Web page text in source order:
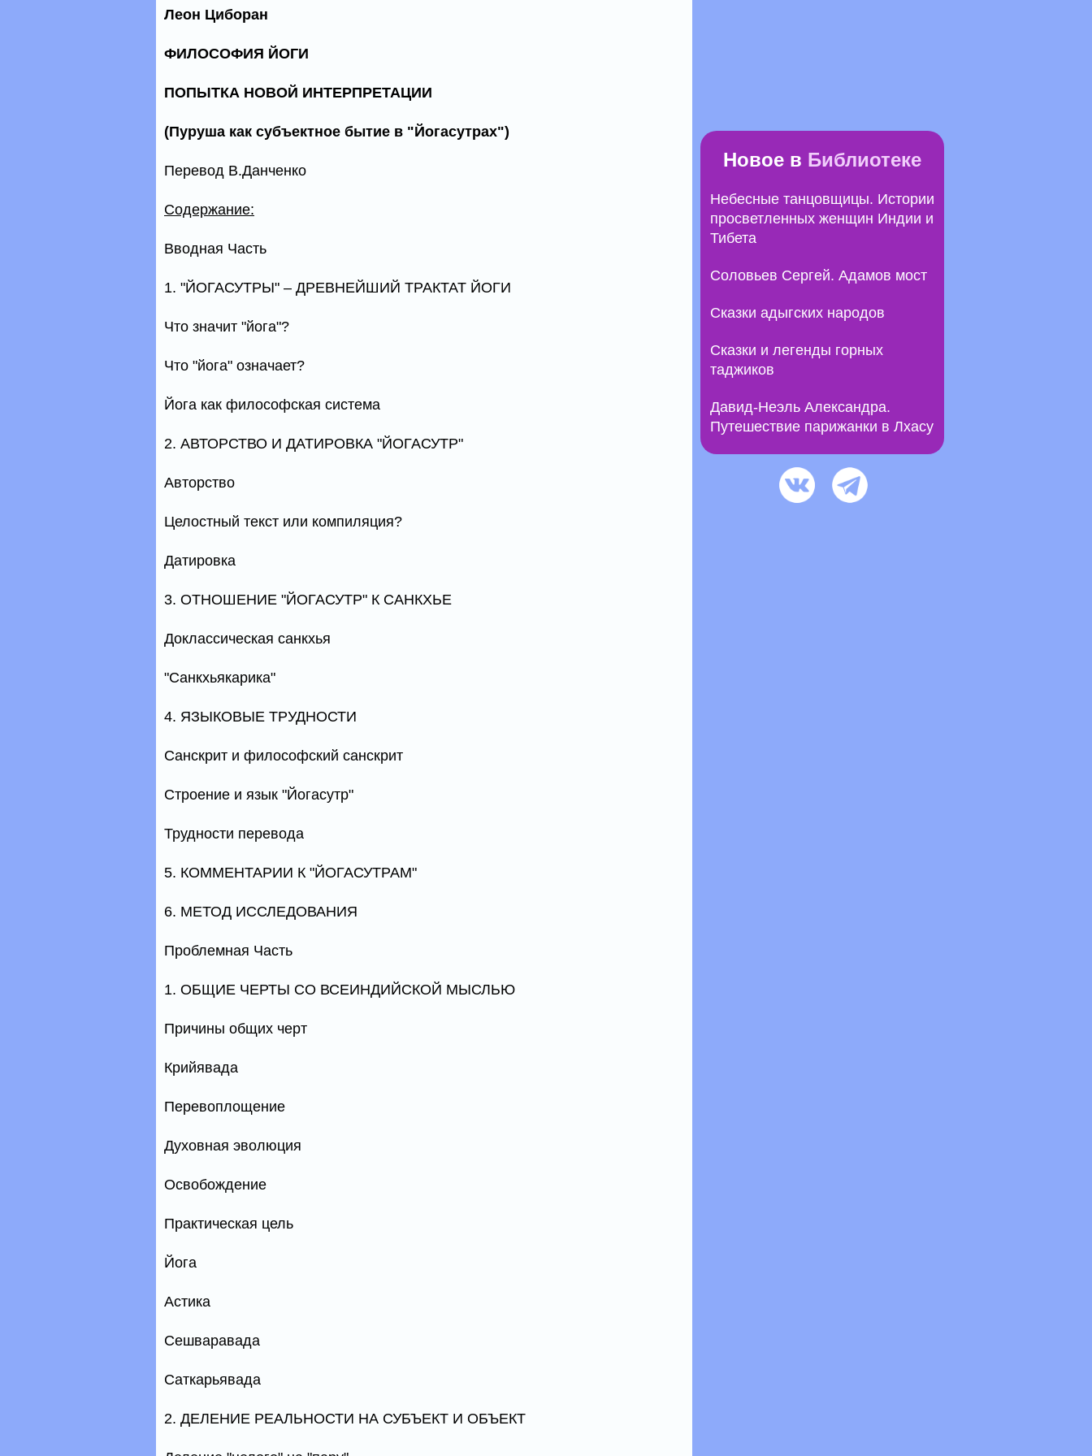
Леон Циборан
ФИЛОСОФИЯ ЙОГИ
ПОПЫТКА НОВОЙ ИНТЕРПРЕТАЦИИ
(Пуруша как субъектное бытие в "Йогасутрах")
Перевод В.Данченко
Содержание:
Вводная Часть
1. "ЙОГАСУТРЫ" – ДРЕВНЕЙШИЙ ТРАКТАТ ЙОГИ
Что значит "йога"?
Что "йога" означает?
Йога как философская система
2. АВТОРСТВО И ДАТИРОВКА "ЙОГАСУТР"
Авторство
Целостный текст или компиляция?
Датировка
3. ОТНОШЕНИЕ "ЙОГАСУТР" К САНКХЬЕ
Доклассическая санкхья
"Санкхьякарика"
4. ЯЗЫКОВЫЕ ТРУДНОСТИ
Санскрит и философский санскрит
Строение и язык "Йогасутр"
Трудности перевода
5. КОММЕНТАРИИ К "ЙОГАСУТРАМ"
6. МЕТОД ИССЛЕДОВАНИЯ
Проблемная Часть
1. ОБЩИЕ ЧЕРТЫ СО ВСЕИНДИЙСКОЙ МЫСЛЬЮ
Причины общих черт
Крийявада
Перевоплощение
Духовная эволюция
Освобождение
Практическая цель
Йога
Астика
Сешваравада
Саткарьявада
2. ДЕЛЕНИЕ РЕАЛЬНОСТИ НА СУБЪЕКТ И ОБЪЕКТ
Новое в Библиотеке
Небесные танцовщицы. Истории
просветленных женщин Индии и
Тибета
Соловьев Сергей. Адамов мост
Сказки адыгских народов
Сказки и легенды горных
таджиков
Давид-Неэль Александра.
Путешествие парижанки в Лхасу